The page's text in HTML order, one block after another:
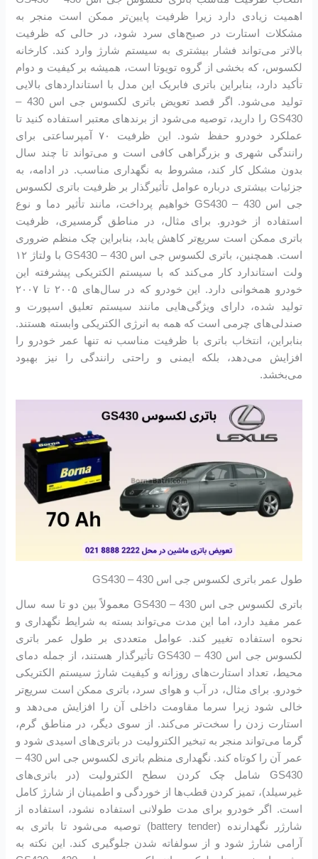
اهمیت زیادی دارد زیرا ظرفیت پایین‌تر ممکن است منجر به
مشکلات استارت در صبح‌های سرد شود، در حالی که ظرفیت
بالاتر می‌تواند فشار بیشتری به سیستم شارژ وارد کند. کارخانه
لکسوس، که بخشی از گروه تویوتا است، همیشه بر کیفیت و دوام
تأکید دارد، بنابراین باتری فابریک این مدل با استانداردهای بالایی
تولید می‌شود. اگر قصد تعویض باتری لکسوس جی اس 430 –
GS430 را دارید، توصیه می‌شود از برندهای معتبر استفاده کنید تا
عملکرد خودرو حفظ شود. این ظرفیت ۷۰ آمپرساعتی برای
رانندگی شهری و بزرگراهی کافی است و می‌تواند تا چند سال
بدون مشکل کار کند، مشروط به نگهداری مناسب. در ادامه، به
جزئیات بیشتری درباره عوامل تأثیرگذار بر ظرفیت باتری لکسوس
جی اس 430 – GS430 خواهیم پرداخت، مانند تأثیر دما و نوع
استفاده از خودرو. برای مثال، در مناطق گرمسیری، ظرفیت
باتری ممکن است سریع‌تر کاهش یابد، بنابراین چک منظم ضروری
است. همچنین، باتری لکسوس جی اس 430 – GS430 با ولتاژ ۱۲
ولت استاندارد کار می‌کند که با سیستم الکتریکی پیشرفته این
خودرو همخوانی دارد. این خودرو که در سال‌های ۲۰۰۵ تا ۲۰۰۷
تولید شده، دارای ویژگی‌هایی مانند سیستم تعلیق اسپورت و
صندلی‌های چرمی است که همه به انرژی الکتریکی وابسته هستند.
بنابراین، انتخاب باتری با ظرفیت مناسب نه تنها عمر خودرو را
افزایش می‌دهد، بلکه ایمنی و راحتی رانندگی را نیز بهبود
می‌بخشد.
طول عمر باتری لکسوس جی اس 430 – GS430
باتری لکسوس جی اس 430 – GS430 معمولاً بین دو تا سه سال
عمر مفید دارد، اما این مدت می‌تواند بسته به شرایط نگهداری و
نحوه استفاده تغییر کند. عوامل متعددی بر طول عمر باتری
لکسوس جی اس 430 – GS430 تأثیرگذار هستند، از جمله دمای
محیط، تعداد استارت‌های روزانه و کیفیت شارژ سیستم الکتریکی
خودرو. برای مثال، در آب و هوای سرد، باتری ممکن است سریع‌تر
خالی شود زیرا سرما مقاومت داخلی آن را افزایش می‌دهد و
استارت زدن را سخت‌تر می‌کند. از سوی دیگر، در مناطق گرم،
گرما می‌تواند منجر به تبخیر الکترولیت در باتری‌های اسیدی شود و
عمر آن را کوتاه کند. نگهداری منظم باتری لکسوس جی اس 430 –
GS430 شامل چک کردن سطح الکترولیت (در باتری‌های
غیرسیلد)، تمیز کردن قطب‌ها از خوردگی و اطمینان از شارژ کامل
است. اگر خودرو برای مدت طولانی استفاده نشود، استفاده از
شارژر نگهدارنده (battery tender) توصیه می‌شود تا باتری به
آرامی شارژ شود و از سولفاته شدن جلوگیری کند. این نکته به